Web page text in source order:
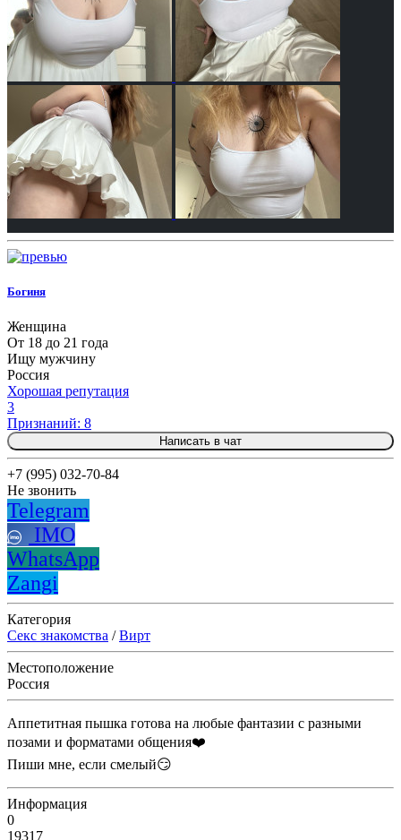
Богиня
Женщина
От 18 до 21 года
Ищу мужчину
Россия
Хорошая репутация
3
Признаний: 8
Написать в чат
+7 (995) 032-70-84
Не звонить
Telegram
IMO
WhatsApp
Zangi
Категория
Секс знакомства /Вирт
Местоположение
Россия
Аппетитная пышка готова на любые фантазии с разными
позами и форматами общения❤️
Пиши мне, если смелый😏
Информация
0
19317